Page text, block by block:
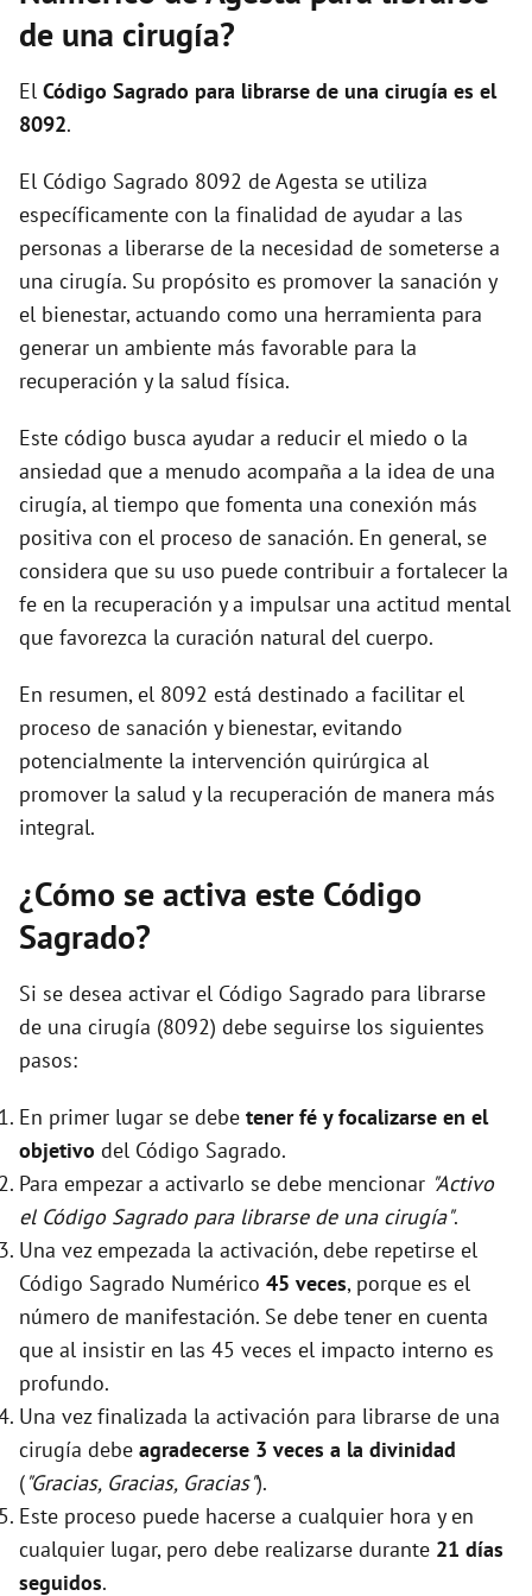
i
d
o
de una cirugía?
El Código Sagrado para librarse de una cirugía es el
8092.
El Código Sagrado 8092 de Agesta se utiliza
específicamente con la finalidad de ayudar a las
personas a liberarse de la necesidad de someterse a
una cirugía. Su propósito es promover la sanación y
el bienestar, actuando como una herramienta para
generar un ambiente más favorable para la
recuperación y la salud física.
Este código busca ayudar a reducir el miedo o la
ansiedad que a menudo acompaña a la idea de una
cirugía, al tiempo que fomenta una conexión más
positiva con el proceso de sanación. En general, se
considera que su uso puede contribuir a fortalecer la
fe en la recuperación y a impulsar una actitud mental
que favorezca la curación natural del cuerpo.
En resumen, el 8092 está destinado a facilitar el
proceso de sanación y bienestar, evitando
potencialmente la intervención quirúrgica al
promover la salud y la recuperación de manera más
integral.
¿Cómo se activa este Código
Sagrado?
Si se desea activar el Código Sagrado para librarse
de una cirugía (8092) debe seguirse los siguientes
pasos:
En primer lugar se debe tener fé y focalizarse en el
objetivo del Código Sagrado.
Para empezar a activarlo se debe mencionar "Activo
el Código Sagrado para librarse de una cirugía".
Una vez empezada la activación, debe repetirse el
Código Sagrado Numérico 45 veces, porque es el
número de manifestación. Se debe tener en cuenta
que al insistir en las 45 veces el impacto interno es
profundo.
Una vez finalizada la activación para librarse de una
cirugía debe agradecerse 3 veces a la divinidad
("Gracias, Gracias, Gracias").
Este proceso puede hacerse a cualquier hora y en
cualquier lugar, pero debe realizarse durante 21 días
seguidos.